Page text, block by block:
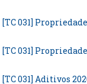
[TC 031]
[TC 031]
[TC 031] Aditivos